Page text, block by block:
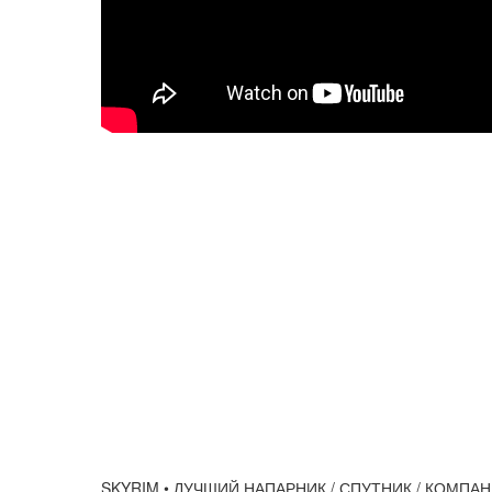
SKYRIM • ЛУЧШИЙ НАПАРНИК / СПУТНИК /